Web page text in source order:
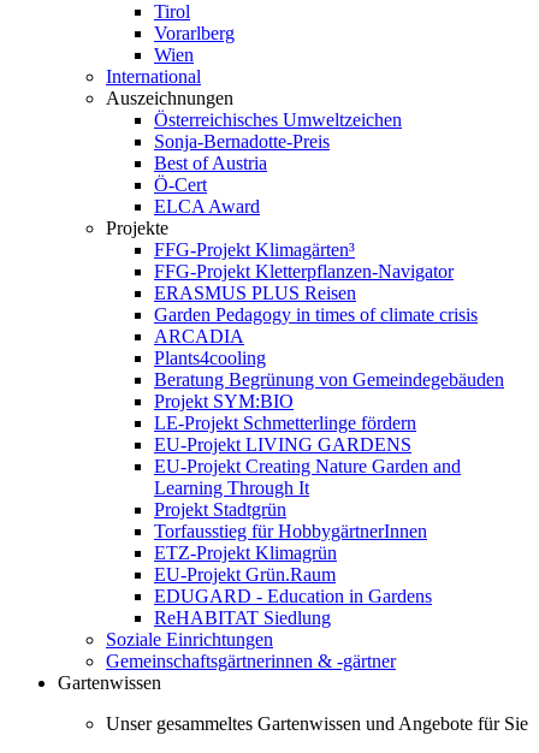
Tirol
Vorarlberg
Wien
International
Auszeichnungen
Österreichisches Umweltzeichen
Sonja-Bernadotte-Preis
Best of Austria
Ö-Cert
ELCA Award
Projekte
FFG-Projekt Klimagärten³
FFG-Projekt Kletterpflanzen-Navigator
ERASMUS PLUS Reisen
Garden Pedagogy in times of climate crisis
ARCADIA
Plants4cooling
Beratung Begrünung von Gemeindegebäuden
Projekt SYM:BIO
LE-Projekt Schmetterlinge fördern
EU-Projekt LIVING GARDENS
EU-Projekt Creating Nature Garden and
Learning Through It
Projekt Stadtgrün
Torfausstieg für HobbygärtnerInnen
ETZ-Projekt Klimagrün
EU-Projekt Grün.Raum
EDUGARD - Education in Gardens
ReHABITAT Siedlung
Soziale Einrichtungen
Gemeinschaftsgärtnerinnen & -gärtner
Gartenwissen
Unser gesammeltes Gartenwissen und Angebote für Sie